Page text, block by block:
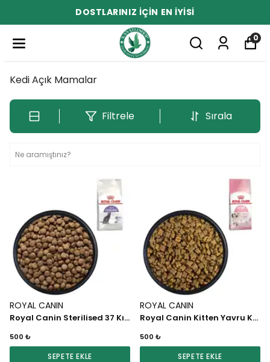
DOSTLARINIZ İÇİN EN İYİSİ
0
Kedi Açık Mamalar
Filtrele Sırala
ROYAL CANIN
Royal Canin Sterilised 37 Kısırlaştırılmış Kedi Maması 1 KG
500 ₺
SEPETE EKLE
ROYAL CANIN
Royal Canin Kitten Yavru Kedi Maması 1 KG
500 ₺
SEPETE EKLE